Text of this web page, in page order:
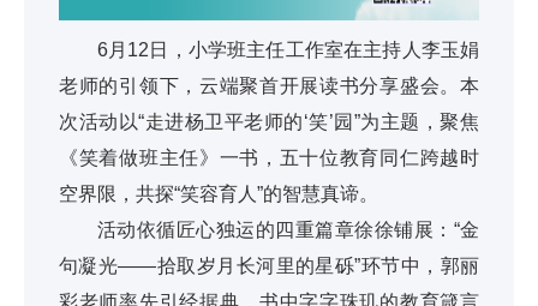
6月12日，小学班主任工作室在主持人李玉娟
老师的引领下，云端聚首开展读书分享盛会。本
次活动以“走进杨卫平老师的‘笑’园”为主题，聚焦
《笑着做班主任》一书，五十位教育同仁跨越时
空界限，共探“笑容育人”的智慧真谛。
活动依循匠心独运的四重篇章徐徐铺展：“金
句凝光——拾取岁月长河里的星砾”环节中，郭丽
彩老师率先引经据典，书中字字珠玑的教育箴言